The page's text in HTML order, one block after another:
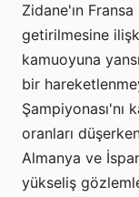
Zidane'ın
getirilmesine
kamuoyuna
bir
Şampiyonası'nı
oranları
Almanya ve
yükseliş